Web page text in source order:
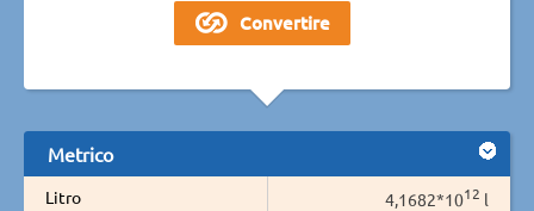
Metrico
Litro 4,1682*1012 l